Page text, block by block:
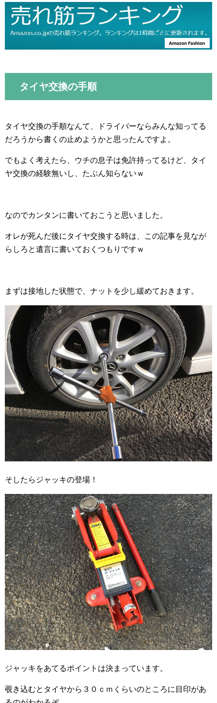
タイヤ交換の手順
タイヤ交換の手順なんて、ドライバーならみんな知ってる
だろうから書くの止めようかと思ったんですよ。
でもよく考えたら、ウチの息子は免許持ってるけど、タイ
ヤ交換の経験無いし、たぶん知らないｗ
なのでカンタンに書いておこうと思いました。
オレが死んだ後にタイヤ交換する時は、この記事を見なが
らしろと遺言に書いておくつもりですｗ
まずは接地した状態で、ナットを少し緩めておきます。
そしたらジャッキの登場！
ジャッキをあてるポイントは決まっています。
覗き込むとタイヤから３０ｃｍくらいのところに目印があ